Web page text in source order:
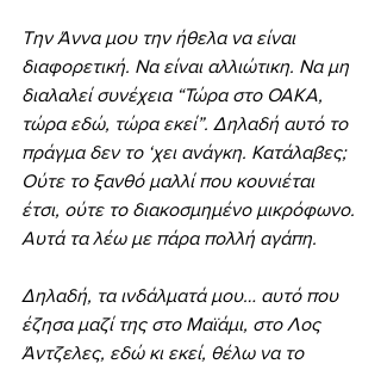
Την Άννα μου την ήθελα να είναι
διαφορετική. Να είναι αλλιώτικη. Να μη
διαλαλεί συνέχεια “Τώρα στο ΟΑΚΑ,
τώρα εδώ, τώρα εκεί”. Δηλαδή αυτό το
πράγμα δεν το ‘χει ανάγκη. Κατάλαβες;
Ούτε το ξανθό μαλλί που κουνιέται
έτσι, ούτε το διακοσμημένο μικρόφωνο.
Αυτά τα λέω με πάρα πολλή αγάπη.
Δηλαδή, τα ινδάλματά μου… αυτό που
έζησα μαζί της στο Μαϊάμι, στο Λος
Άντζελες, εδώ κι εκεί, θέλω να το